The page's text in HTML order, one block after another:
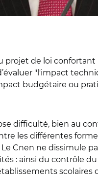
de loi
"l'impact
budgétaire ou
difficulté, bien au
les différentes
Cnen ne dissimule
: ainsi du contrôle
scolaires